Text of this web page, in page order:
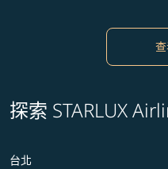
探索 STARLUX
台北